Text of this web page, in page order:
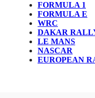
FORMULA 1
FORMULA E
WRC
DAKAR
LE MANS
NASCAR
EUROPEAN